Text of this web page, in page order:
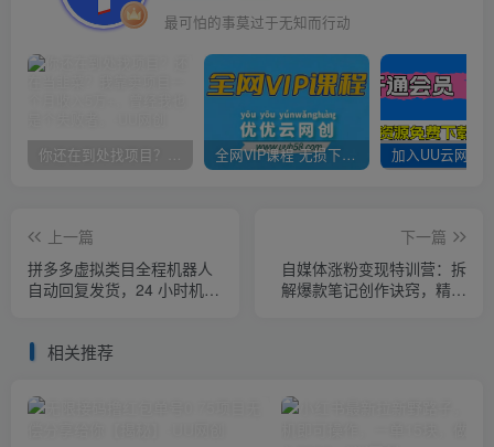
最可怕的事莫过于无知而行动
你还在到处找项目？还在当韭菜？我靠卖项目一个月收入5万+，曾经我也是个失败者。 全网VIP课程 无损下载~
上一篇
拼多多虚拟类目全程机器人
自动回复发货，24 小时机器
下一篇
自媒体涨粉变现特训营：拆
解爆款笔记创作诀窍，精通
相关推荐